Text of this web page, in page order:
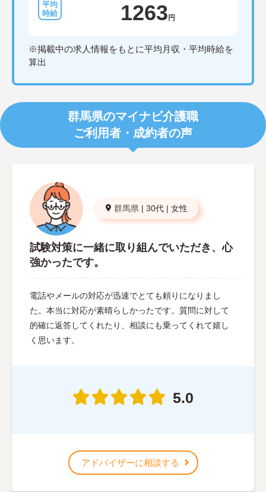
1263 円
※掲載中の求人情報をもとに平均月収・平均時給を
算出
群馬県のマイナビ介護職
ご利用者・成約者の声
群馬県 | 30代 | 女性
試験対策に一緒に取り組んでいただき、心
強かったです。
電話やメールの対応が迅速でとても頼りになりまし
た。本当に対応が素晴らしかったです。質問に対して
的確に返答してくれたり、相談にも乗ってくれて嬉し
く思います。
5.0
アドバイザーに相談する